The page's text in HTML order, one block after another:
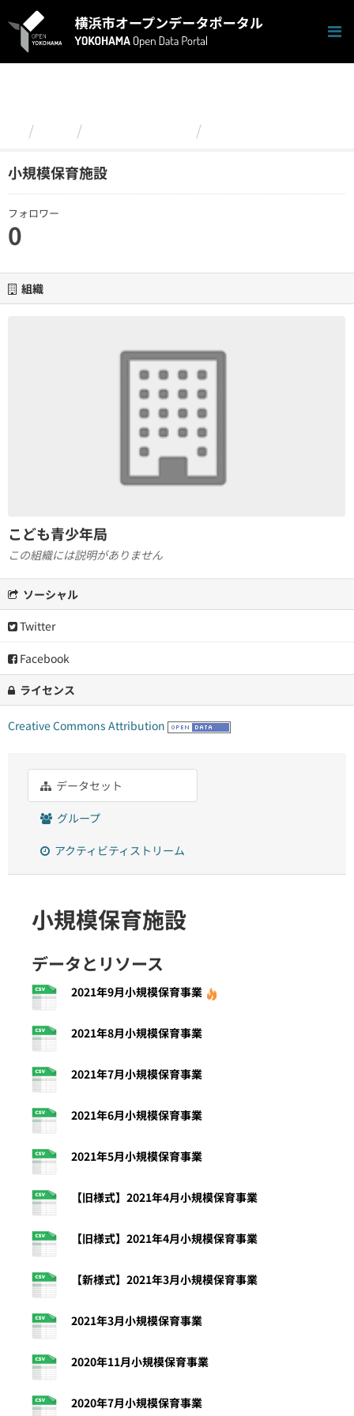
キ
小規模保育施設
フォロワー
0
組織
こども青少年局
この組織には説明がありません
ソーシャル
Twitter
Facebook
ライセンス
Creative Commons Attribution
データセット
グループ
アクティビティストリーム
小規模保育施設
データとリソース
2021年9月小規模保育事業
2021年8月小規模保育事業
2021年7月小規模保育事業
2021年6月小規模保育事業
2021年5月小規模保育事業
【旧様式】2021年4月小規模保育事業
【旧様式】2021年4月小規模保育事業
【新様式】2021年3月小規模保育事業
2021年3月小規模保育事業
2020年11月小規模保育事業
2020年7月小規模保育事業